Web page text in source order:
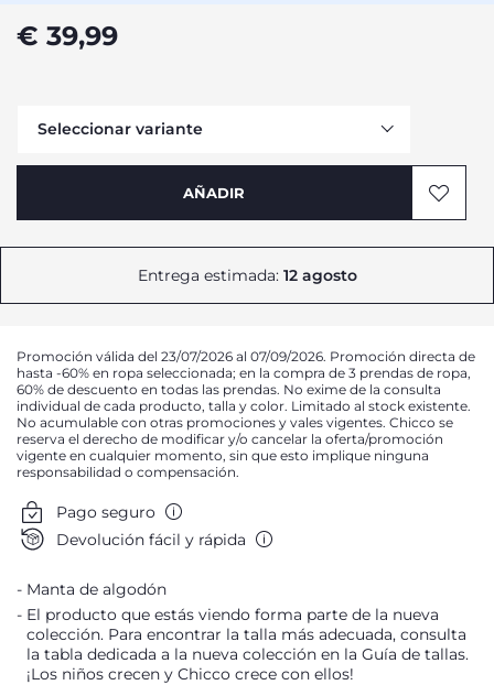
€ 39,99
Seleccionar variante
AÑADIR
Entrega estimada: 12 agosto
Promoción válida del 23/07/2026 al 07/09/2026. Promoción directa de
hasta -60% en ropa seleccionada; en la compra de 3 prendas de ropa,
60% de descuento en todas las prendas. No exime de la consulta
individual de cada producto, talla y color. Limitado al stock existente.
No acumulable con otras promociones y vales vigentes. Chicco se
reserva el derecho de modificar y/o cancelar la oferta/promoción
vigente en cualquier momento, sin que esto implique ninguna
responsabilidad o compensación.
Pago seguro
Devolución fácil y rápida
Manta de algodón
El producto que estás viendo forma parte de la nueva
colección. Para encontrar la talla más adecuada, consulta
la tabla dedicada a la nueva colección en la Guía de tallas.
¡Los niños crecen y Chicco crece con ellos!